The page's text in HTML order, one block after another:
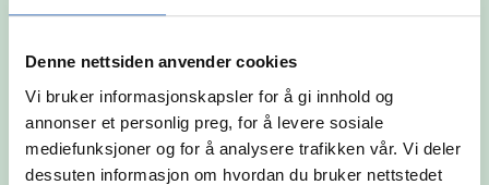
Denne nettsiden anvender cookies
Vi bruker informasjonskapsler for å gi innhold og
annonser et personlig preg, for å levere sosiale
mediefunksjoner og for å analysere trafikken vår. Vi deler
dessuten informasjon om hvordan du bruker nettstedet
og arbeidsmåte.